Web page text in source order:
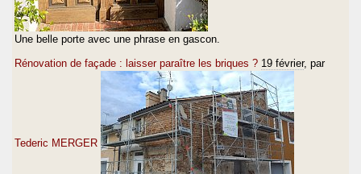
Une belle porte avec une phrase en gascon.
Rénovation de façade : laisser paraître les briques ? 19 février, par
Tederic MERGER